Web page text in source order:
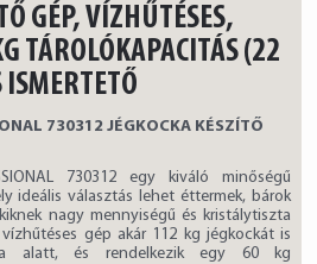
GÉP, VÍZHŰTÉSES,
TÁROLÓKAPACITÁS (22
ISMERTETŐ
730312 JÉGKOCKA KÉSZÍTŐ
730312 egy kiváló minőségű
ideális választás lehet éttermek, bárok
nagy mennyiségű és kristálytiszta
gép akár 112 kg jégkockát is
alatt, és rendelkezik egy 60 kg